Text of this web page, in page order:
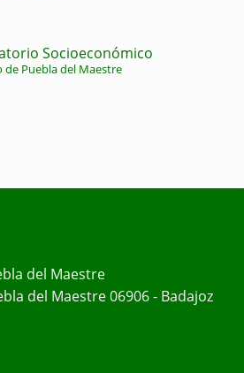
Socioeconómico
de Puebla del Maestre
del Maestre
del Maestre 06906 - Badajoz